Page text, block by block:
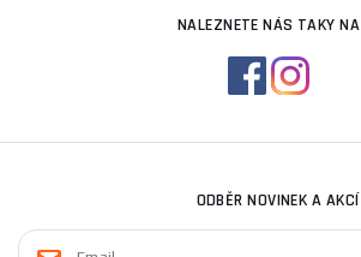
NALEZNETE NÁS TAKY NA
ODBĚR NOVINEK A AKCÍ